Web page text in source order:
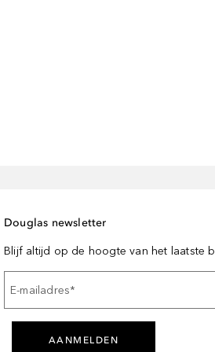
Douglas newsletter
Blijf altijd op de hoogte van het laatste
E-mailadres*
AANMELDEN